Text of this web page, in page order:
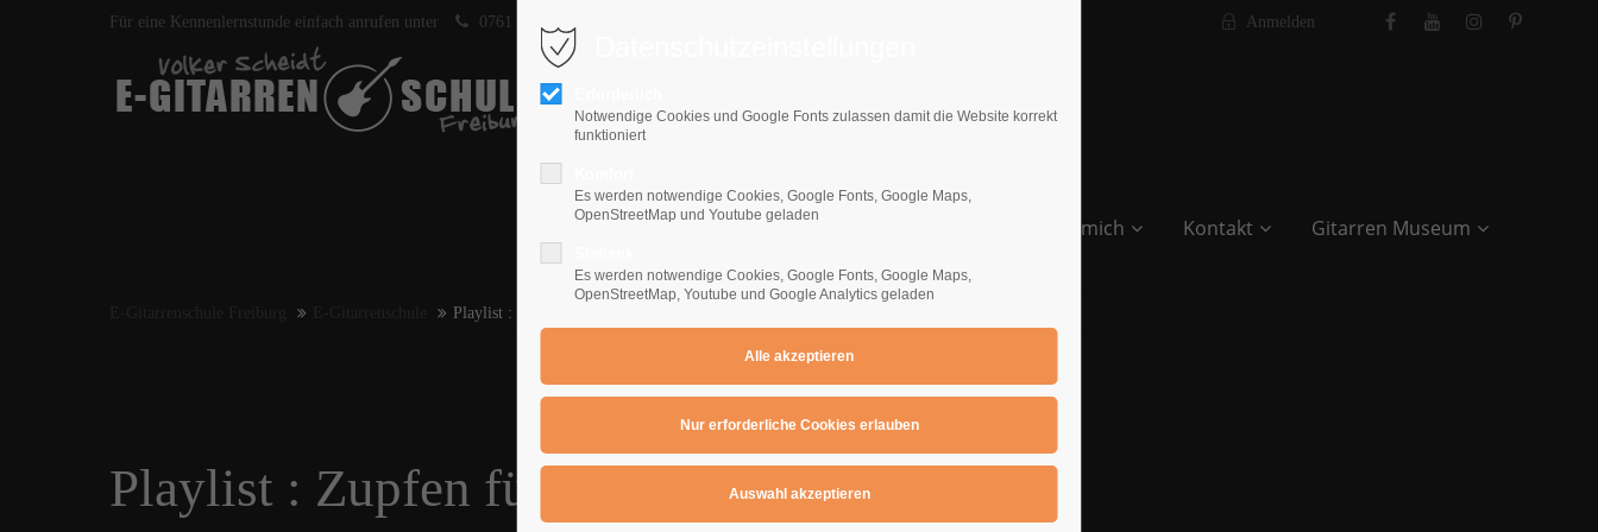
Für eine Kennenlernstunde einfach anrufen unter 0761 400 10 64 Anmelden
Home E-Gitarrenschule Über mich Kontakt Gitarren Museum
Playlist : Zupfen für Anfänger / Teil 2
Playlist : Zupfen für Anfänger / Teil 2
Notwendige Cookies und Google Fonts zulassen damit die Website korrekt
funktioniert
Es werden notwendige Cookies, Google Fonts, Google Maps,
OpenStreetMap und Youtube geladen
Es werden notwendige Cookies, Google Fonts, Google Maps,
OpenStreetMap, Youtube und Google Analytics geladen